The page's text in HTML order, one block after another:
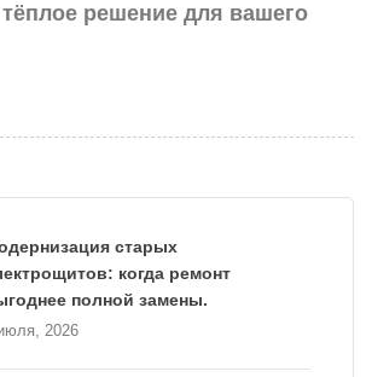
решение для вашего
старых
когда ремонт
полной замены.
2026